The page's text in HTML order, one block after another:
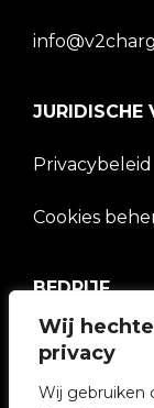
Wij
privacy
Wij gebruiken
JURIDISCHE
Privacybeleid
Cookies
BEDRIJF
V2C
e-Chargers